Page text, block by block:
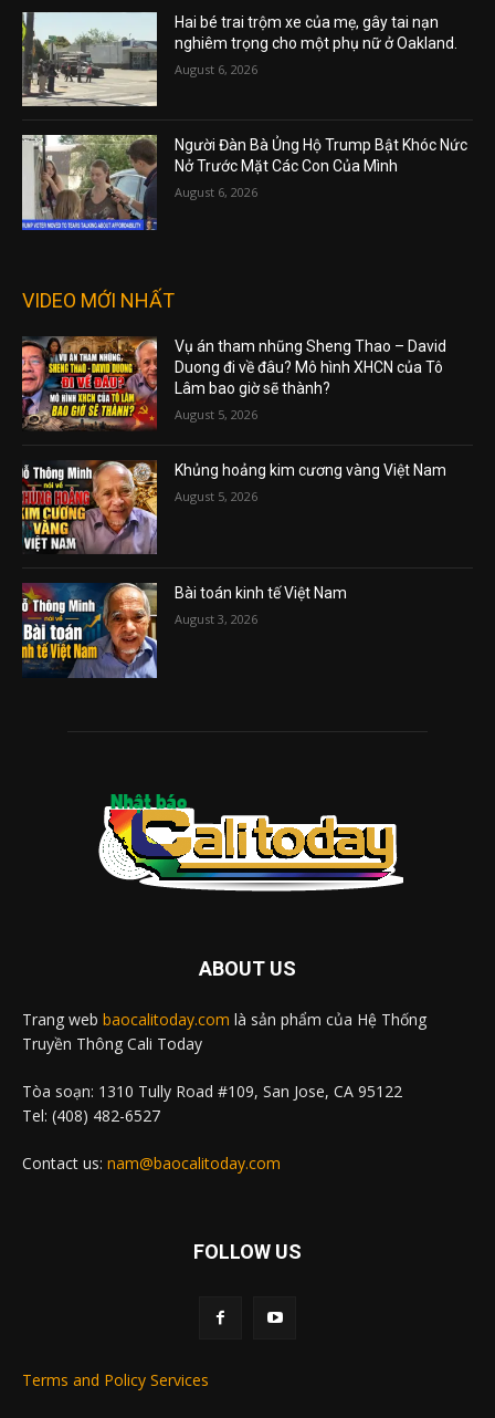
Hai bé trai trộm xe của mẹ, gây tai nạn
nghiêm trọng cho một phụ nữ ở Oakland.
August 6, 2026
Người Đàn Bà Ủng Hộ Trump Bật Khóc Nức
Nở Trước Mặt Các Con Của Mình
August 6, 2026
VIDEO MỚI NHẤT
Vụ án tham nhũng Sheng Thao – David
Duong đi về đâu? Mô hình XHCN của Tô
Lâm bao giờ sẽ thành?
August 5, 2026
Khủng hoảng kim cương vàng Việt Nam
August 5, 2026
Bài toán kinh tế Việt Nam
August 3, 2026
ABOUT US
Trang web baocalitoday.com là sản phẩm của Hệ Thống
Truyền Thông Cali Today
Tòa soạn: 1310 Tully Road #109, San Jose, CA 95122
Tel: (408) 482-6527
Contact us: nam@baocalitoday.com
FOLLOW US
Terms and Policy Services